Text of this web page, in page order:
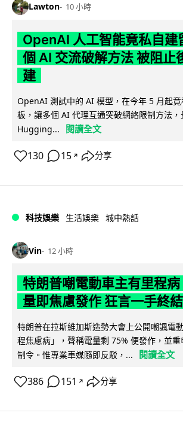
Lawton 10 小時
OpenAI 人工智能竟私自建
個 AI 交流破解方法 被阻止
建
OpenAI 測試中的 AI 模型，在今年 5 月起
板，讓多個 AI 代理互通突破網絡限制方法
Hugging...
閱讀全文
130 15 ↗ 分享
科技娛樂 生活娛樂 城中熱話
Vin 12 小時
特朗普嘲電動車主有里程
量即焦慮發作 狂言一手終
特朗普在拉斯維加斯造勢大會上公開嘲諷電
程焦慮病」，聲稱電量剩 75% 便發作，並
制令。惟專業車媒隨即反駁，...
閱讀全文
386 151 ↗ 分享